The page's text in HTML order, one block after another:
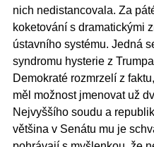
nich nedistancovala. Za
koketování s dramatickými
ústavního systému. Jedná
syndromu hysterie z
Demokraté rozmrzelí z
měl možnost jmenovat už
Nejvyššího soudu a
většina v Senátu mu je